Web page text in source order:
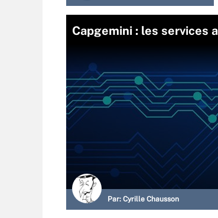
Capgemini : les services
Par: Cyrille Chausson